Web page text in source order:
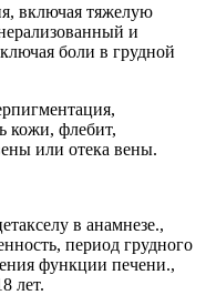
включая тяжелую
и
боли в грудной
кожи, флебит,
или отека вены.
в анамнезе.,
период грудного
функции печени.,
лет.